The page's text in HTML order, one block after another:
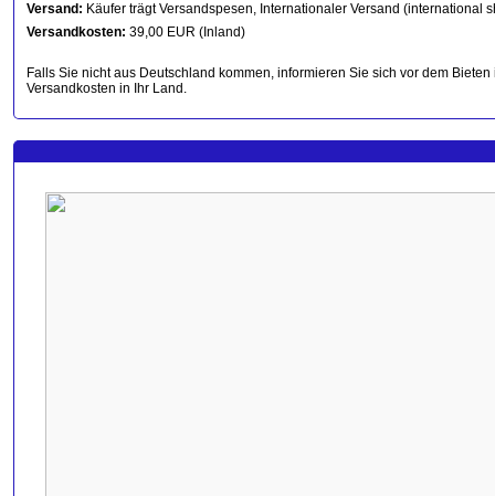
Versand: Käufer trägt Versandspesen, Internationaler Versand (international
Versandkosten: 39,00 EUR (Inland)
Falls Sie nicht aus Deutschland kommen, informieren Sie sich vor dem
Versandkosten in Ihr Land.